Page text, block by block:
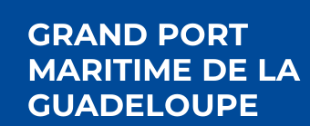
GRAND PORT
MARITIME DE LA
GUADELOUPE